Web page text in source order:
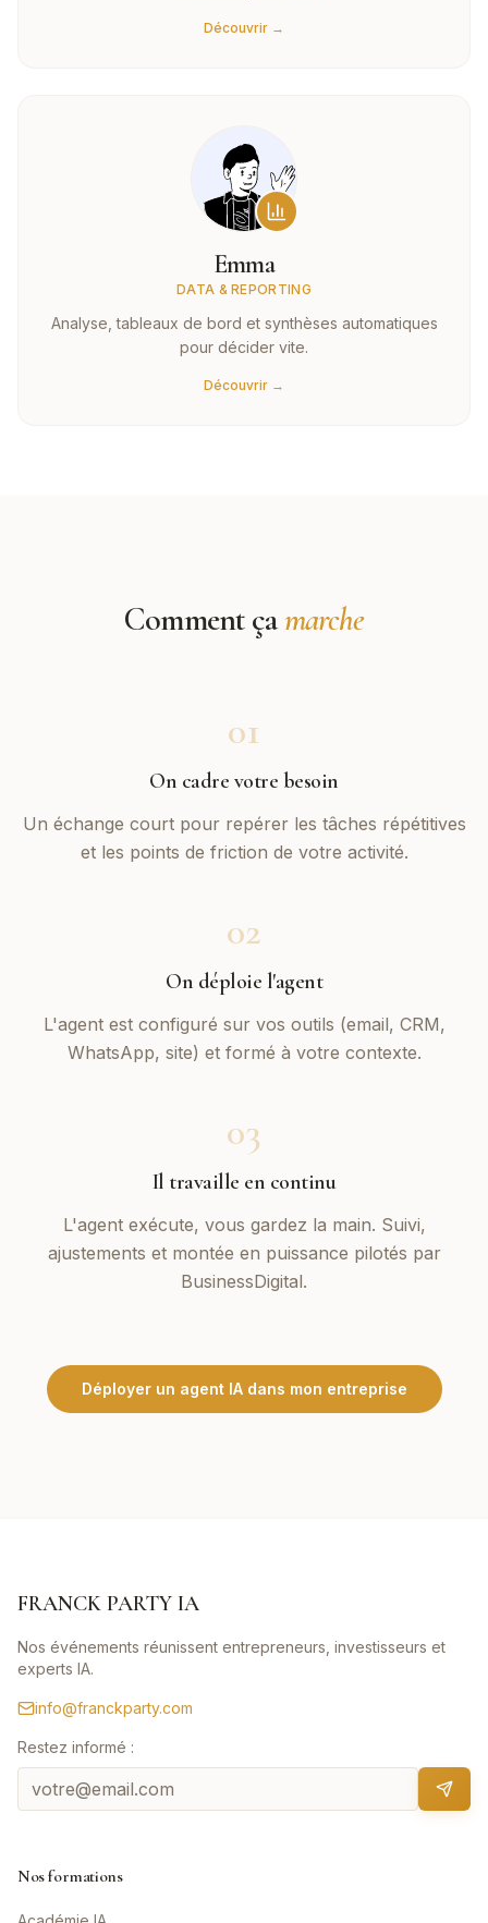
Découvrir →
Emma
DATA & REPORTING
Analyse, tableaux de bord et synthèses automatiques
pour décider vite.
Découvrir →
Comment çamarche
01
On cadre votre besoin
Un échange court pour repérer les tâches répétitives
et les points de friction de votre activité.
02
On déploie l'agent
L'agent est configuré sur vos outils (email, CRM,
WhatsApp, site) et formé à votre contexte.
03
Il travaille en continu
L'agent exécute, vous gardez la main. Suivi,
ajustements et montée en puissance pilotés par
BusinessDigital.
Déployer un agent IA dans mon entreprise
FRANCK PARTY IA
Nos événements réunissent entrepreneurs, investisseurs et
experts IA.
info@franckparty.com
Restez informé :
Nos formations